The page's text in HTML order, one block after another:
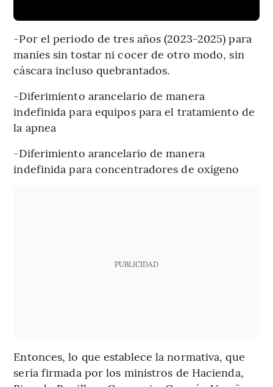
-Por el periodo de tres años (2023-2025) para
maníes sin tostar ni cocer de otro modo, sin
cáscara incluso quebrantados.
-Diferimiento arancelario de manera
indefinida para equipos para el tratamiento de
la apnea
-Diferimiento arancelario de manera
indefinida para concentradores de oxígeno
PUBLICIDAD
Entonces, lo que establece la normativa, que
sería firmada por los ministros de Hacienda,